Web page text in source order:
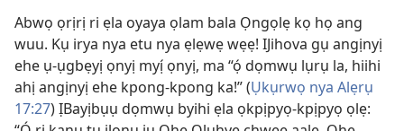
Abwọ ọrịrị ri ẹla oyaya ọlam bala Ọngọlẹ kọ họ ang
wuu. Kụ irya nya etu nya ẹlẹwẹ wẹẹ! IJihova gụ angịnyị
ehe ụ-ụgbẹyị ọnyị myị́ ọnyị, ma “ọ́ dọmwụ lụrụ la, hiihi
ahị angịnyị ehe kpong-kpong ka!” (Ụkụrwọ nya Alẹrụ
17:27) ỊBayịbụụ dọmwụ byihi ẹla ọkpịpyọ-kpịpyọ ọlẹ: